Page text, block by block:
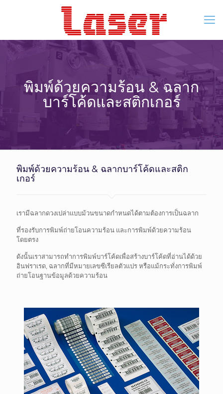
พิมพ์ด้วยความร้อน & ฉลาก
บาร์โค้ดและสติกเกอร์
พิมพ์ด้วยความร้อน & ฉลากบาร์โค้ดและสติก
เกอร์
เรามีฉลากดวงเปล่าแบบม้วนขนาดกำหนดได้ตามต้องการเป็นฉลาก
ที่รองรับการพิมพ์ถ่ายโอนความร้อน และการพิมพ์ด้วยความร้อน
โดยตรง
ดังนั้นเราสามารถทำการพิมพ์บาร์โค้ดเพื่อสร้างบาร์โค้ดที่อ่านได้ด้วย
อินฟราเรด, ฉลากที่มีหมายเลขซีเรียลตัวแปร หรือแม้กระทั่งการพิมพ์
ถ่ายโอนฐานข้อมูลด้วยความร้อน